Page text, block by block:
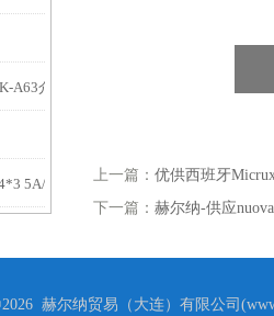
A63介绍
5A/400V介绍
上一篇： 优供西班牙
下一篇： 赫尔纳-供应
赫尔纳贸易（大连）有限公司